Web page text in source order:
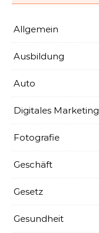
Allgemein
Ausbildung
Auto
Digitales Marketing
Fotografie
Geschäft
Gesetz
Gesundheit